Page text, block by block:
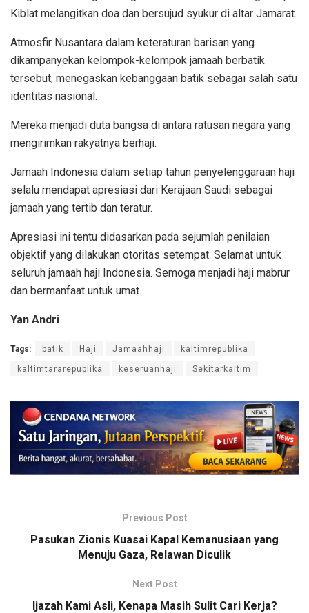
Kiblat melangitkan doa dan bersujud syukur di altar Jamarat.
Atmosfir Nusantara dalam keteraturan barisan yang
dikampanyekan kelompok-kelompok jamaah berbatik
tersebut, menegaskan kebanggaan batik sebagai salah satu
identitas nasional.
Mereka menjadi duta bangsa di antara ratusan negara yang
mengirimkan rakyatnya berhaji.
Jamaah Indonesia dalam setiap tahun penyelenggaraan haji
selalu mendapat apresiasi dari Kerajaan Saudi sebagai
jamaah yang tertib dan teratur.
Apresiasi ini tentu didasarkan pada sejumlah penilaian
objektif yang dilakukan otoritas setempat. Selamat untuk
seluruh jamaah haji Indonesia. Semoga menjadi haji mabrur
dan bermanfaat untuk umat.
Yan Andri
Tags: batik Haji Jamaahhaji kaltimrepublika
kaltimtararepublika keseruanhaji Sekitarkaltim
Previous Post
Pasukan Zionis Kuasai Kapal Kemanusiaan yang
Menuju Gaza, Relawan Diculik
Next Post
Ijazah Kami Asli, Kenapa Masih Sulit Cari Kerja?